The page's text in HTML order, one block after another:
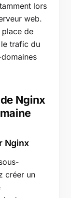
lors
web.
place de
trafic du
Nginx
Nginx
créer un